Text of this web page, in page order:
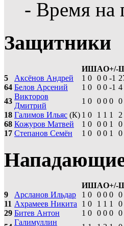
- Время на
Защитники
ИШАО+/-
5
Аксёнов Андрей 1 0 0 0 -1
64 Белов Арсений 1 0 0 0 -1 4
43
Викторов
Дмитрий
1 0 0 0 0 0
18 Галимов Ильяс (К) 1 0 1 1 1 2
68 Кожуров Матвей 1 0 0 0 1 0
17 Степанов Семён 1 0 0 0 1 0
ИШАО+/-
9
Арсланов Ильдар 1 0 0 0 0 0
11 Ахрамеев Никита 1 0 1 1 1 0
29 Битев Антон 1 0 0 0 0 0
Галимуллин